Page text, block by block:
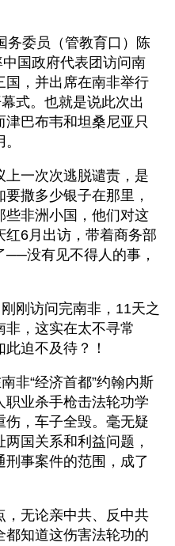
务委员（管教育口）陈
国政府代表团访问南
国，并出席在南非举行
式。也就是说此次出
巴布韦和坦桑尼亚只
上一次次逃脱谴责，是
撒多少银子在那里，
些非洲小国，他们对这
红6月出访，带着商务部
没有见不得人的事，
刚访问完南非，11天之
非，这实在太不寻常
迫不及待？！
非“经济首都”约翰内斯
业杀手枪击法轮功学
伤，车子全毁。毫无疑
国关系和利益问题，
事案件的范围，成了
，无论亲中共、反中共
都知道这伤害法轮功的